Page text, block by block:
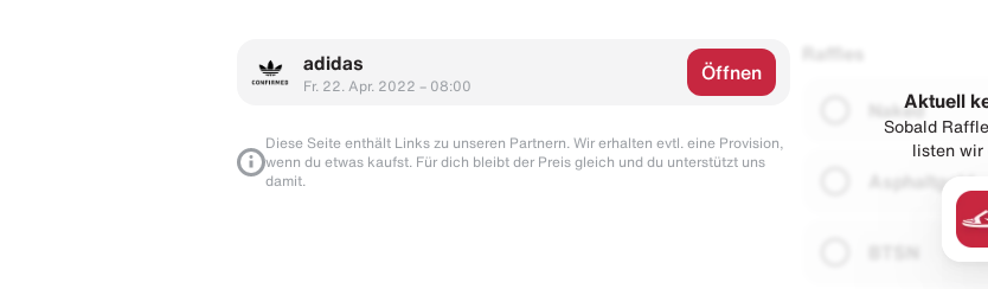
adidas
Fr. 22. Apr. 2022 – 08:00
Öffnen
Diese Seite enthält Links zu unseren Partnern. Wir erhalten evtl. eine Provision,
wenn du etwas kaufst. Für dich bleibt der Preis gleich und du unterstützt uns
damit.
Raffles
Naked
Asphaltgold
Aktuell
Sobald
listen wir